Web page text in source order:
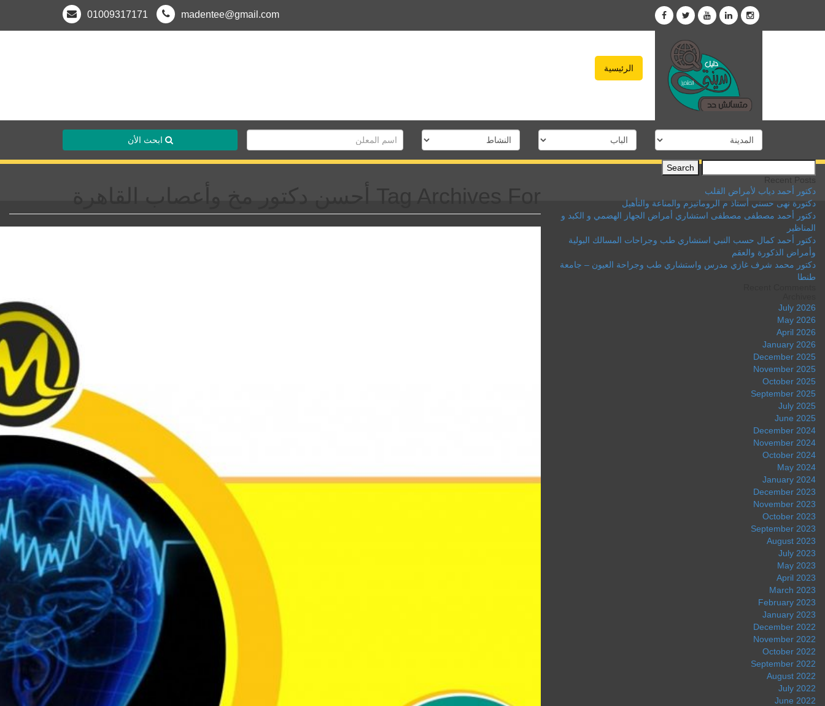
madentee@gmail.com
01009317171
الرئيسية
ابحث الأن
Tag Archives For أحسن دكتور مخ وأعصاب القاهرة
Search
for:
Recent Posts
دكتور أحمد دياب لأمراض القلب
دكتورة نهى حسني أستاذ م الروماتيزم والمناعة والتأهيل
دكتور أحمد مصطفى مصطفى استشاري أمراض الجهاز الهضمي و الكبد و
المناظير
دكتور أحمد كمال حسب النبي استشاري طب وجراحات المسالك البولية
وأمراض الذكورة والعقم
دكتور محمد شرف غازي مدرس واستشاري طب وجراحة العيون – جامعة
طنطا
July 2026
May 2026
April 2026
January 2026
December 2025
November 2025
October 2025
September 2025
July 2025
June 2025
December 2024
November 2024
October 2024
May 2024
January 2024
December 2023
November 2023
October 2023
September 2023
August 2023
July 2023
May 2023
April 2023
March 2023
February 2023
January 2023
December 2022
November 2022
October 2022
September 2022
August 2022
July 2022
June 2022